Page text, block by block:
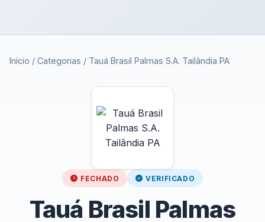
Início / Categorias / Tauá Brasil Palmas S.A. Tailândia PA
FECHADO VERIFICADO
Tauá Brasil Palmas